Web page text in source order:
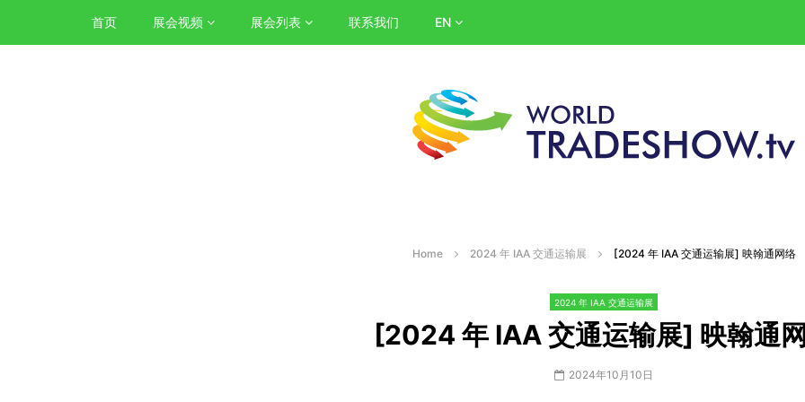
首页 展会视频 展会列表 联系我们 EN
Home 2024 年 IAA 交通运输展 [2024 年 IAA 交通运输展] 映翰通网络
2024 年 IAA 交通运输展
[2024 年 IAA 交通运输展] 映翰通
2024年10月10日